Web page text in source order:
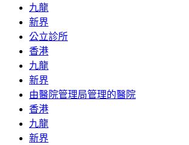
九龍
新界
公立診所
香港
九龍
新界
由醫院管理局管理的醫院
香港
九龍
新界